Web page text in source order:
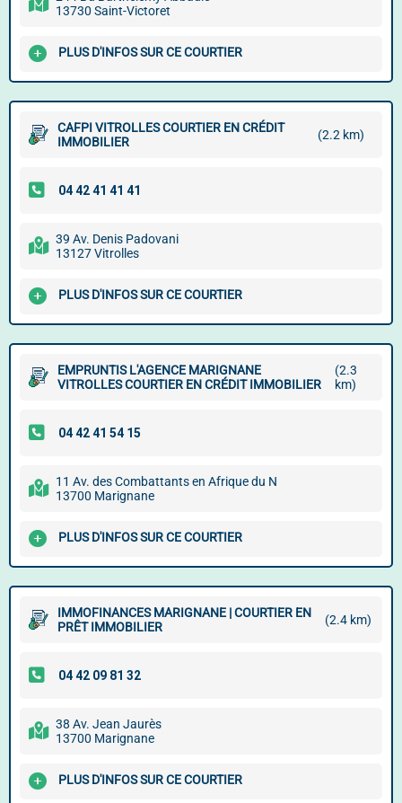
13730 Saint-Victoret
PLUS D'INFOS SUR CE COURTIER
CAFPI VITROLLES COURTIER EN CRÉDIT
IMMOBILIER
(2.2 km)
39 Av. Denis Padovani
13127 Vitrolles
PLUS D'INFOS SUR CE COURTIER
EMPRUNTIS L'AGENCE MARIGNANE
VITROLLES COURTIER EN CRÉDIT IMMOBILIER
(2.3
km)
11 Av. des Combattants en Afrique du N
13700 Marignane
PLUS D'INFOS SUR CE COURTIER
IMMOFINANCES MARIGNANE | COURTIER EN
PRÊT IMMOBILIER
(2.4 km)
38 Av. Jean Jaurès
13700 Marignane
PLUS D'INFOS SUR CE COURTIER